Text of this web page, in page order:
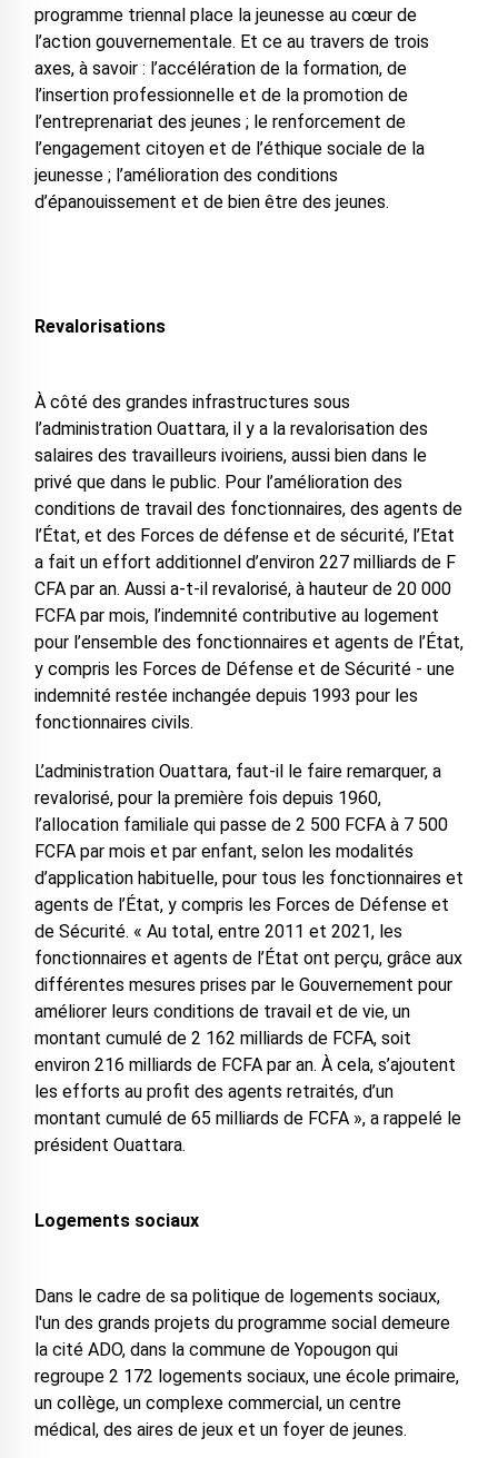
programme triennal place la jeunesse au cœur de
l’action gouvernementale. Et ce au travers de trois
axes, à savoir : l’accélération de la formation, de
l’insertion professionnelle et de la promotion de
l’entreprenariat des jeunes ; le renforcement de
l’engagement citoyen et de l’éthique sociale de la
jeunesse ; l’amélioration des conditions
d’épanouissement et de bien être des jeunes.
Revalorisations
À côté des grandes infrastructures sous
l’administration Ouattara, il y a la revalorisation des
salaires des travailleurs ivoiriens, aussi bien dans le
privé que dans le public. Pour l’amélioration des
conditions de travail des fonctionnaires, des agents de
l’État, et des Forces de défense et de sécurité, l’Etat
a fait un effort additionnel d’environ 227 milliards de F
CFA par an. Aussi a-t-il revalorisé, à hauteur de 20 000
FCFA par mois, l’indemnité contributive au logement
pour l’ensemble des fonctionnaires et agents de l’État,
y compris les Forces de Défense et de Sécurité - une
indemnité restée inchangée depuis 1993 pour les
fonctionnaires civils.
L’administration Ouattara, faut-il le faire remarquer, a
revalorisé, pour la première fois depuis 1960,
l’allocation familiale qui passe de 2 500 FCFA à 7 500
FCFA par mois et par enfant, selon les modalités
d’application habituelle, pour tous les fonctionnaires et
agents de l’État, y compris les Forces de Défense et
de Sécurité. « Au total, entre 2011 et 2021, les
fonctionnaires et agents de l’État ont perçu, grâce aux
différentes mesures prises par le Gouvernement pour
améliorer leurs conditions de travail et de vie, un
montant cumulé de 2 162 milliards de FCFA, soit
environ 216 milliards de FCFA par an. À cela, s’ajoutent
les efforts au profit des agents retraités, d’un
montant cumulé de 65 milliards de FCFA », a rappelé le
président Ouattara.
Logements sociaux
Dans le cadre de sa politique de logements sociaux,
l'un des grands projets du programme social demeure
la cité ADO, dans la commune de Yopougon qui
regroupe 2 172 logements sociaux, une école primaire,
un collège, un complexe commercial, un centre
médical, des aires de jeux et un foyer de jeunes.